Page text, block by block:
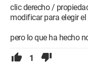
clic derecho /
modificar para elegir
pero lo que ha hecho
1